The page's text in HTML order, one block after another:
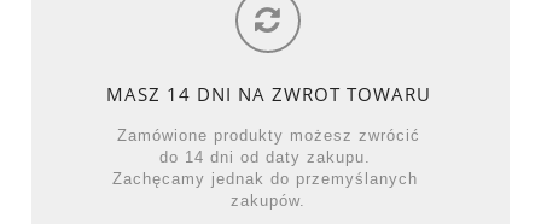
MASZ 14 DNI NA ZWROT TOWARU
Zamówione produkty możesz zwrócić
do 14 dni od daty zakupu.
Zachęcamy jednak do przemyślanych
zakupów.